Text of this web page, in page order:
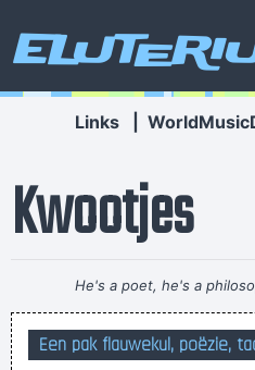
Links
Kwootjes
He's a poet, he's a
him walking on water~
Bono when he received his
Een pak flauwekul, poëzie,